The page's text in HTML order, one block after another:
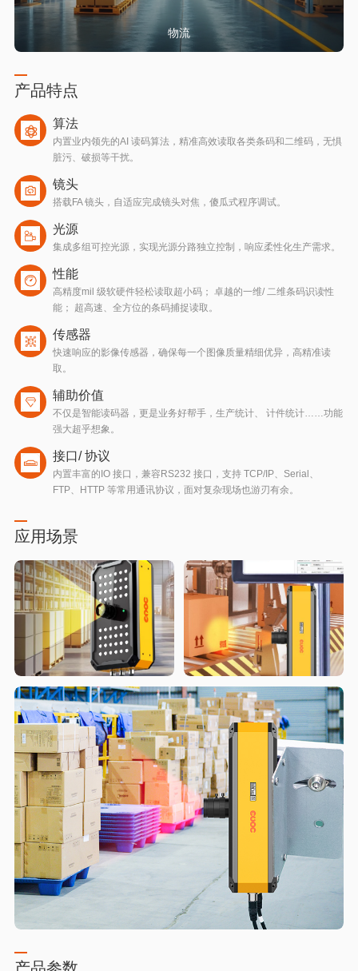
物流
产品特点
算法
内置业内领先的AI 读码算法，精准高效读取各类条码和二维码，无惧
脏污、破损等干扰。
镜头
搭载FA 镜头，自适应完成镜头对焦，傻瓜式程序调试。
光源
集成多组可控光源，实现光源分路独立控制，响应柔性化生产需求。
性能
高精度mil 级软硬件轻松读取超小码； 卓越的一维/ 二维条码识读性
能； 超高速、全方位的条码捕捉读取。
传感器
快速响应的影像传感器，确保每一个图像质量精细优异，高精准读
取。
辅助价值
不仅是智能读码器，更是业务好帮手，生产统计、 计件统计……功能
强大超乎想象。
接口/ 协议
内置丰富的IO 接口，兼容RS232 接口，支持 TCP/IP、Serial、
FTP、HTTP 等常用通讯协议，面对复杂现场也游刃有余。
应用场景